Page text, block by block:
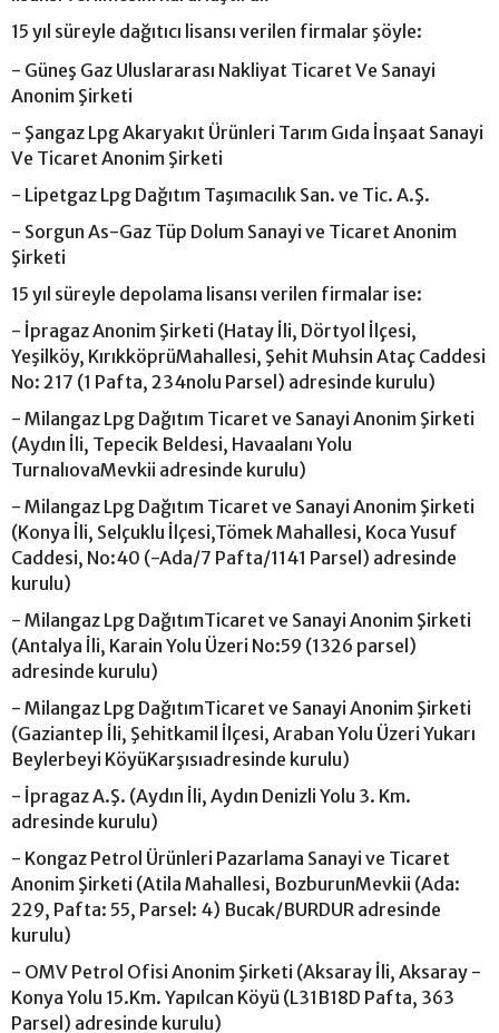
15 yıl süreyle dağıtıcı lisansı verilen firmalar şöyle:
- Güneş Gaz Uluslararası Nakliyat Ticaret Ve Sanayi
Anonim Şirketi
- Şangaz Lpg Akaryakıt Ürünleri Tarım Gıda İnşaat Sanayi
Ve Ticaret Anonim Şirketi
- Lipetgaz Lpg Dağıtım Taşımacılık San. ve Tic. A.Ş.
- Sorgun As-Gaz Tüp Dolum Sanayi ve Ticaret Anonim
Şirketi
15 yıl süreyle depolama lisansı verilen firmalar ise:
- İpragaz Anonim Şirketi (Hatay İli, Dörtyol İlçesi,
Yeşilköy, KırıkköprüMahallesi, Şehit Muhsin Ataç Caddesi
No: 217 (1 Pafta, 234nolu Parsel) adresinde kurulu)
- Milangaz Lpg Dağıtım Ticaret ve Sanayi Anonim Şirketi
(Aydın İli, Tepecik Beldesi, Havaalanı Yolu
TurnalıovaMevkii adresinde kurulu)
- Milangaz Lpg Dağıtım Ticaret ve Sanayi Anonim Şirketi
(Konya İli, Selçuklu İlçesi,Tömek Mahallesi, Koca Yusuf
Caddesi, No:40 (-Ada/7 Pafta/1141 Parsel) adresinde
kurulu)
- Milangaz Lpg DağıtımTicaret ve Sanayi Anonim Şirketi
(Antalya İli, Karain Yolu Üzeri No:59 (1326 parsel)
adresinde kurulu)
- Milangaz Lpg DağıtımTicaret ve Sanayi Anonim Şirketi
(Gaziantep İli, Şehitkamil İlçesi, Araban Yolu Üzeri Yukarı
Beylerbeyi KöyüKarşısıadresinde kurulu)
- İpragaz A.Ş. (Aydın İli, Aydın Denizli Yolu 3. Km.
adresinde kurulu)
- Kongaz Petrol Ürünleri Pazarlama Sanayi ve Ticaret
Anonim Şirketi (Atila Mahallesi, BozburunMevkii (Ada:
229, Pafta: 55, Parsel: 4) Bucak/BURDUR adresinde
kurulu)
- OMV Petrol Ofisi Anonim Şirketi (Aksaray İli, Aksaray -
Konya Yolu 15.Km. Yapılcan Köyü (L31B18D Pafta, 363
Parsel) adresinde kurulu)